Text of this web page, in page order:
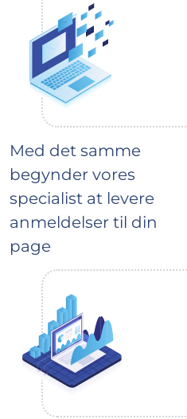
Med det samme
begynder vores
specialist at levere
anmeldelser til din
page